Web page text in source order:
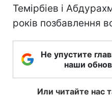
Темірбіев і
років позбавлення
Не упустите
наши
Или читайте нас